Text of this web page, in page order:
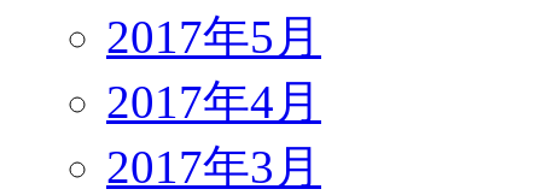
2017年5月
2017年4月
2017年3月